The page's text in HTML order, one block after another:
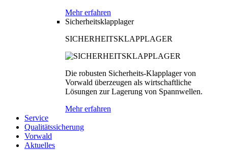
Mehr erfahren
Sicherheitsklapplager
SICHERHEITSKLAPPLAGER
Die robusten Sicherheits-Klapplager von
Vorwald überzeugen als wirtschaftliche
Lösungen zur Lagerung von Spannwellen.
Mehr erfahren
Service
Qualitätssicherung
Vorwald
Aktuelles